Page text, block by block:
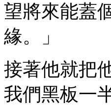
望將來能蓋
緣。」
接著他就把
我們黑板一